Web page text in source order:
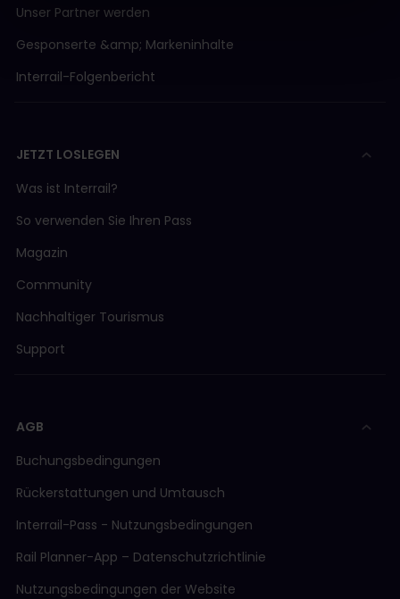
Unser Partner werden
Gesponserte &amp; Markeninhalte
Interrail-Folgenbericht
JETZT LOSLEGEN
Was ist Interrail?
So verwenden Sie Ihren Pass
Magazin
Community
Nachhaltiger Tourismus
Support
AGB
Buchungsbedingungen
Rückerstattungen und Umtausch
Interrail-Pass - Nutzungsbedingungen
Rail Planner-App – Datenschutzrichtlinie
Nutzungsbedingungen der Website